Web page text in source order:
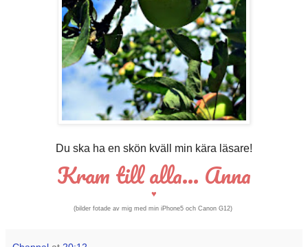
Du ska ha en skön kväll min kära läsare!
Kram till alla... Anna
♥
(bilder fotade av mig med min iPhone5 och Canon G12)